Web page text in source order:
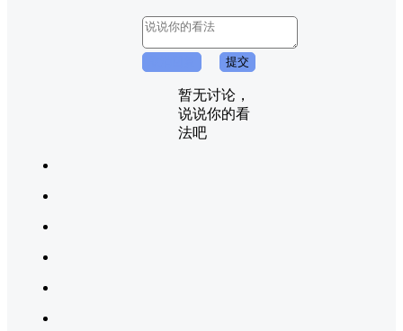
提交
暂无讨论，
说说你的看
法吧